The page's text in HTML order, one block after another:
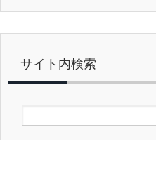
サイト内検索